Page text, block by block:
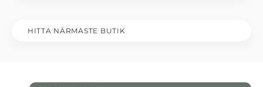
HITTA NÄRMASTE BUTIK